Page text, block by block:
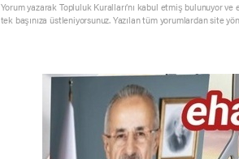
Yorum yazarak Topluluk Kuralları’nı kabul etmiş bulunuyor
tek başınıza üstleniyorsunuz. Yazılan tüm yorumlardan site